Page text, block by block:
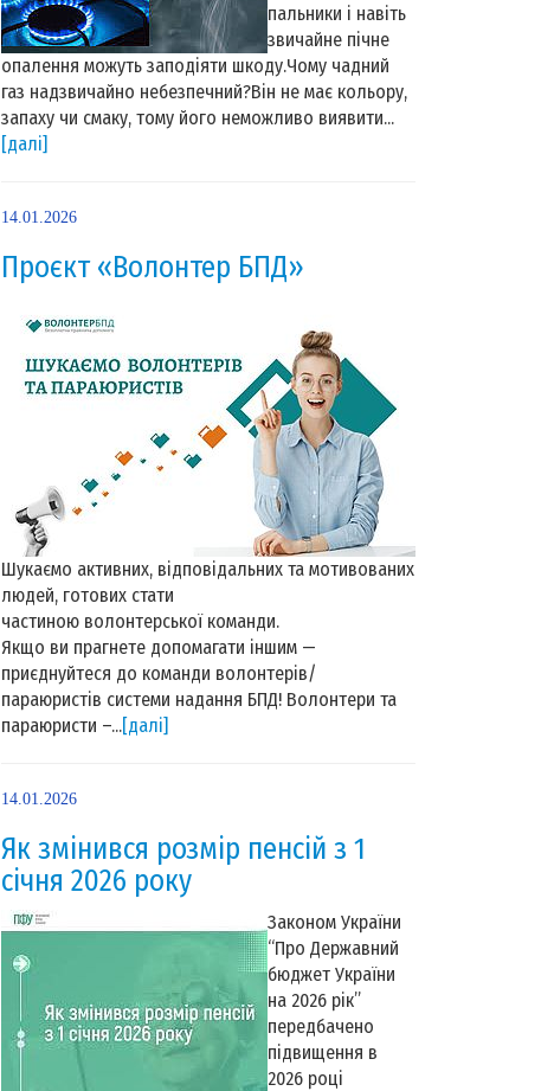
пальники і навіть
звичайне пічне
опалення можуть заподіяти шкоду.Чому чадний
газ надзвичайно небезпечний?Він не має кольору,
запаху чи смаку, тому його неможливо виявити...
[далі]
14.01.2026
Проєкт «Волонтер БПД»
Шукаємо активних, відповідальних та мотивованих
людей, готових стати
частиною волонтерської команди.
Якщо ви прагнете допомагати іншим —
приєднуйтеся до команди волонтерів/
параюристів системи надання БПД! Волонтери та
параюристи –...[далі]
14.01.2026
Як змінився розмір пенсій з 1
січня 2026 року
Законом України
“Про Державний
бюджет України
на 2026 рік”
передбачено
підвищення в
2026 році